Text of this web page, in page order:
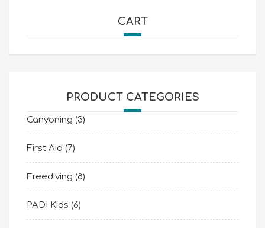
CART
PRODUCT CATEGORIES
Canyoning (3)
First Aid (7)
Freediving (8)
PADI Kids (6)